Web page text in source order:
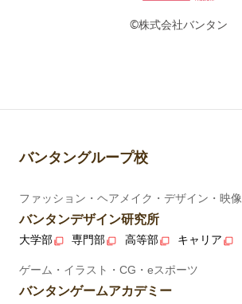
©株式会社バンタン
バンタングループ校
ファッション・ヘアメイク・デザイン・映像
バンタンデザイン研究所
大学部 専門部 高等部 キャリア
ゲーム・イラスト・CG・eスポーツ
バンタンゲームアカデミー